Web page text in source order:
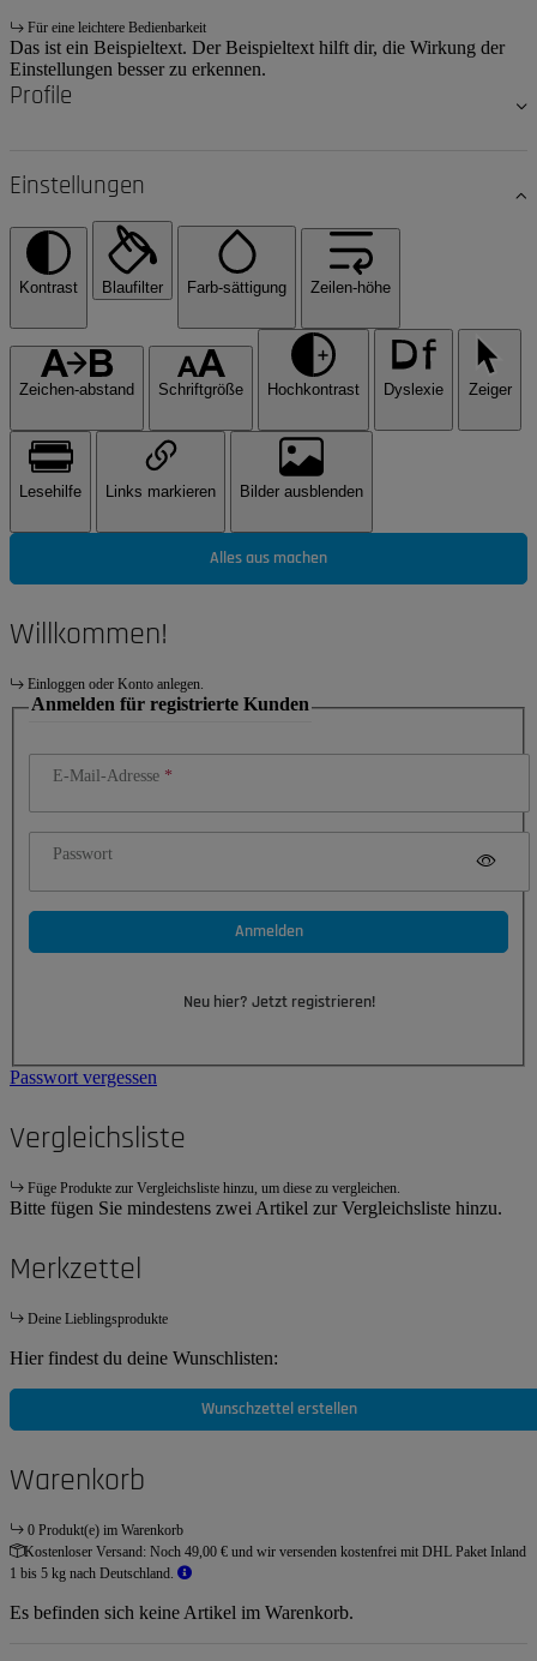
Für eine leichtere Bedienbarkeit
Das ist ein Beispieltext. Der Beispieltext hilft dir, die Wirkung der
Einstellungen besser zu erkennen.
Profile
Einstellungen
Kontrast Blaufilter Farb-sättigung Zeilen-höhe
Zeichen-abstand Schriftgröße Hochkontrast Dyslexie Zeiger
Lesehilfe Links markieren Bilder ausblenden
Alles aus machen
Willkommen!
Einloggen oder Konto anlegen.
Anmelden für registrierte Kunden
E-Mail-Adresse
Passwort
Anmelden
Neu hier? Jetzt registrieren!
Passwort vergessen
Vergleichsliste
Füge Produkte zur Vergleichsliste hinzu, um diese zu vergleichen.
Bitte fügen Sie mindestens zwei Artikel zur Vergleichsliste hinzu.
Merkzettel
Deine Lieblingsprodukte
Hier findest du deine Wunschlisten:
Wunschzettel erstellen
Warenkorb
0 Produkt(e) im Warenkorb
Kostenloser Versand: Noch 49,00 € und wir versenden kostenfrei mit DHL Paket Inland
1 bis 5 kg nach Deutschland.
Es befinden sich keine Artikel im Warenkorb.